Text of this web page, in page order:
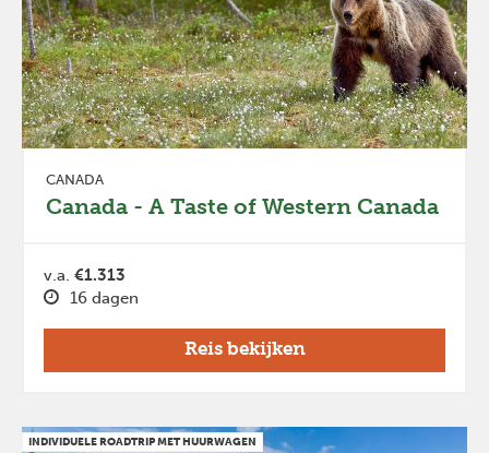
CANADA
Canada - A Taste of Western Canada
v.a. €1.313
16 dagen
Reis bekijken
INDIVIDUELE ROADTRIP MET HUURWAGEN